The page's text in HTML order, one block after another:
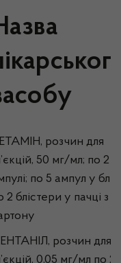
розчин для
50 мг/мл; по 2
по 5 ампул у
2 блістери у пачці з
розчин для
0,05 мг/мл по 2